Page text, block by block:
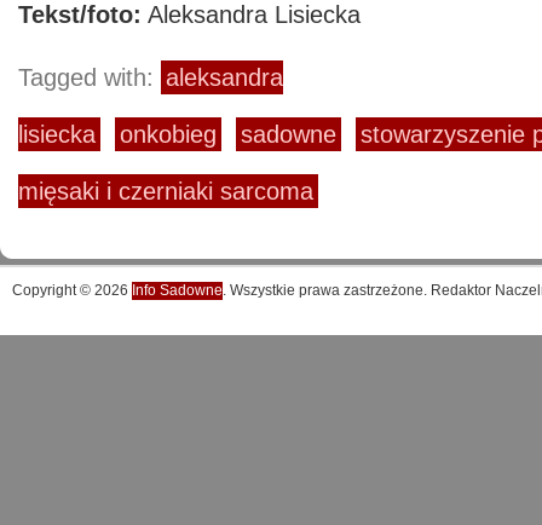
Tekst/foto: Aleksandra Lisiecka
Tagged with: aleksandra
lisiecka onkobieg sadowne stowarzyszenie
mięsaki i czerniaki sarcoma
Copyright © 2026 Info Sadowne. Wszystkie prawa zastrzeżone. Redaktor